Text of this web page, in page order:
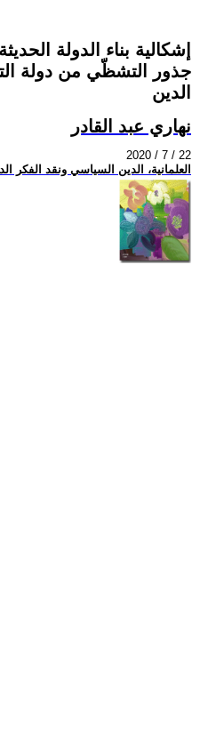
إشكالية بناء الدولة
جذور التشظّي من دولة
الدين
نهاري عبد القادر
2020 / 7 / 22
العلمانية، الدين السياسي ونقد الفكر